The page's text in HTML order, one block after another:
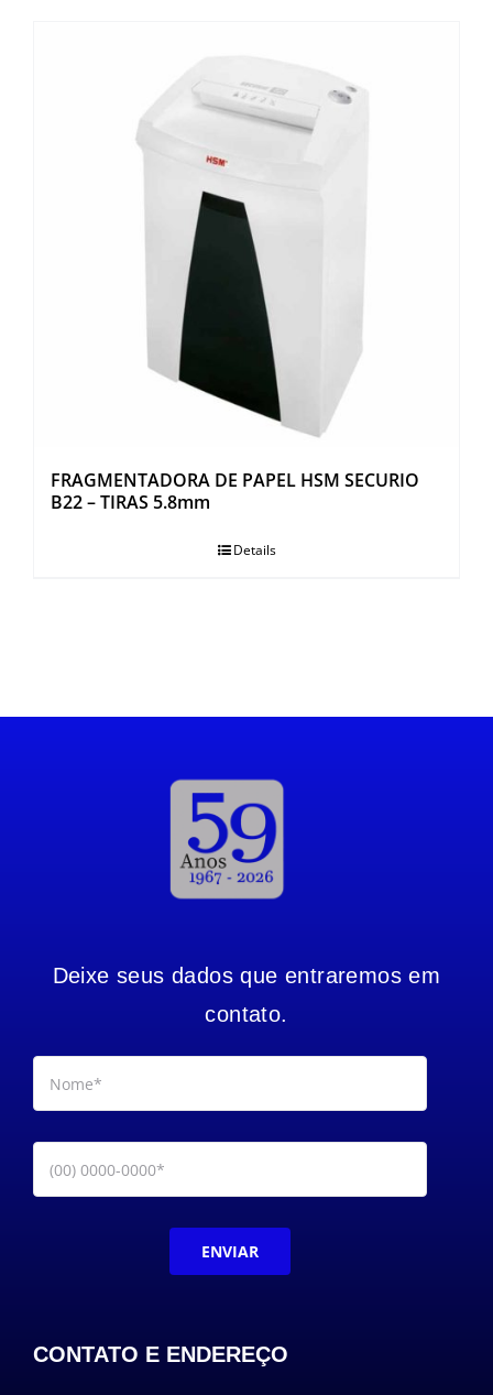
FRAGMENTADORA DE PAPEL HSM SECURIO
B22 – TIRAS 5.8mm
Details
Deixe seus dados que entraremos em
contato.
ENVIAR
CONTATO E ENDEREÇO